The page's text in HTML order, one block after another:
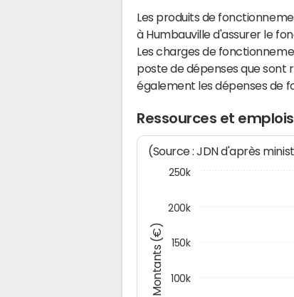
Les produits de
à Humbauville d'assurer le
Les charges de
poste de dépenses que sont
également les dépenses de
Ressources et
Montants (€)
(Source : JDN d'après
100k
150k
200k
250k